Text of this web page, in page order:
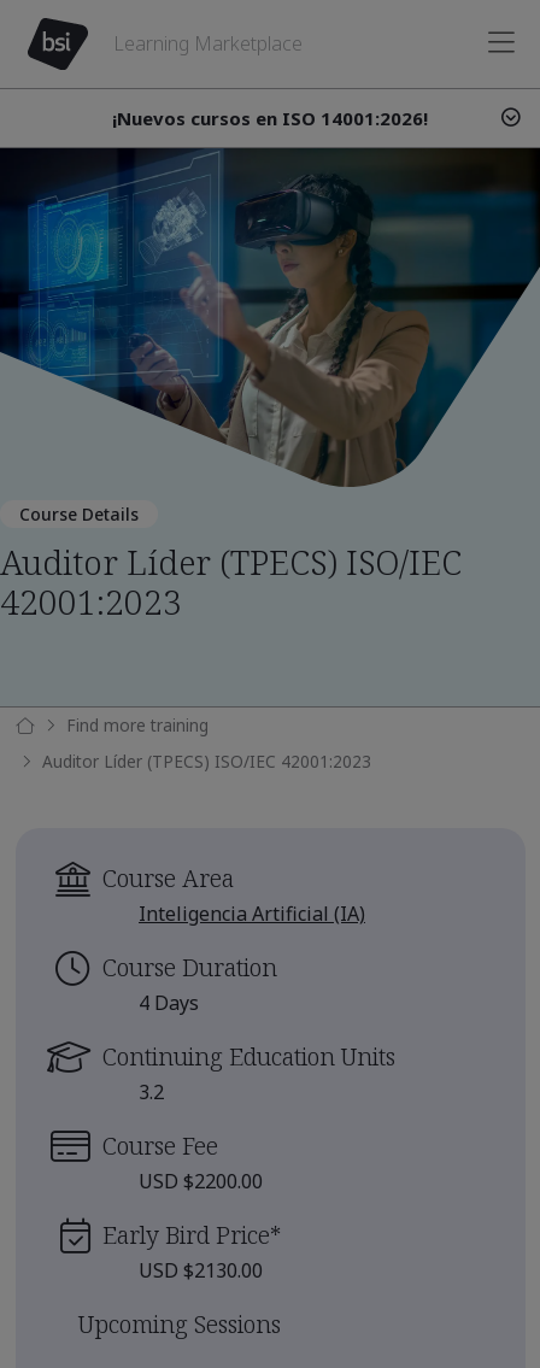
Learning Marketplace
¡Nuevos cursos en ISO 14001:2026!
Course Details
Auditor Líder (TPECS) ISO/IEC
42001:2023
Find more training
Auditor Líder (TPECS) ISO/IEC 42001:2023
Course Area
Inteligencia Artificial (IA)
Course Duration
4 Days
Continuing Education Units
3.2
Course Fee
USD $2200.00
Early Bird Price*
USD $2130.00
Upcoming Sessions